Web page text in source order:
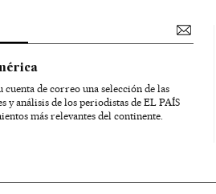
cuenta de correo una selección de las
y análisis de los periodistas de EL PAÍS
más relevantes del continente.